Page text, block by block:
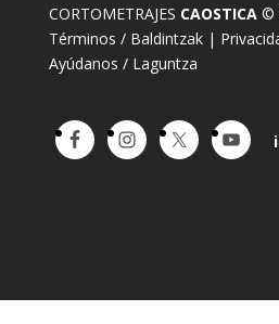
CORTOMETRAJES CAOSTICA©
Términos / Baldintzak|
Ayúdanos / Laguntza